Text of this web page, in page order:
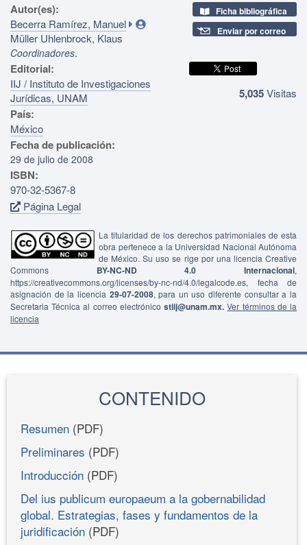
Autor(es):
Becerra Ramírez, Manuel
Müller Uhlenbrock, Klaus
Coordinadores.
Editorial:
IIJ / Instituto de Investigaciones
Jurídicas, UNAM
País:
México
Fecha de publicación:
29 de julio de 2008
ISBN:
970-32-5367-8
Página Legal
Ficha bibliográfica
Enviar por correo
5,035Visitas
La titularidad de los derechos patrimoniales de esta
obra pertenece a la Universidad Nacional Autónoma
de México. Su uso se rige por una licencia Creative
Commons BY-NC-ND 4.0 Internacional,
https://creativecommons.org/licenses/by-nc-nd/4.0/legalcode.es, fecha de
asignación de la licencia 29-07-2008, para un uso diferente consultar a la
Secretaria Técnica al correo electrónicostiij@unam.mx. Ver términos de la
licencia
CONTENIDO
Resumen (PDF)
Preliminares (PDF)
Introducción (PDF)
Del ius publicum europaeum a la gobernabilidad
global. Estrategias, fases y fundamentos de la
juridificación (PDF)